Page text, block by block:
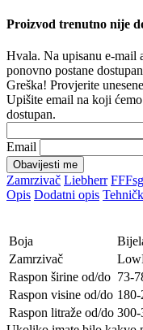
Proizvod trenutno nije
Hvala. Na upisanu e-mail
ponovno postane
Greška! Provjerite
Upišite email na koji
dostupan.
Email
Obavijesti me
Zamrzivač Liebherr
Opis Dodatni opis
Boja
Zamrzivač
Raspon širine od/do 73-
Raspon visine od/do
Raspon litraže od/do 300-